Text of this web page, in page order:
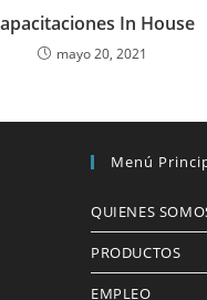
In House
mayo 20, 2021
Menú
QUIENES
PRODUCTOS
EMPLEO